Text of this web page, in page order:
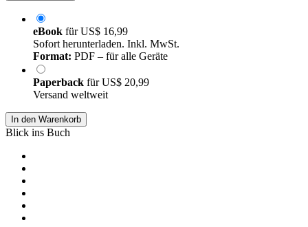
eBook fürUS$ 16,99
Sofort herunterladen. Inkl. MwSt.
Format: PDF – für alle Geräte
Paperback fürUS$ 20,99
Versand weltweit
In den Warenkorb
Blick ins Buch